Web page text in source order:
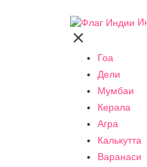

Гоа
Дели
Мумбаи
Керала
Агра
Калькутта
Варанаси